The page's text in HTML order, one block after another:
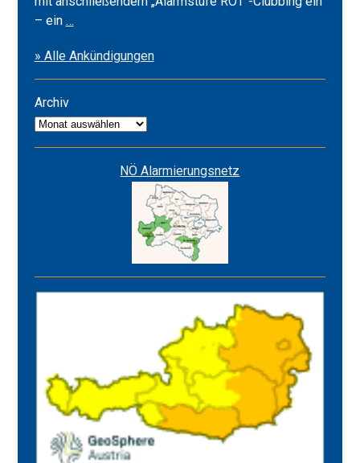
– ein …
&
Alarmstufe
» Alle Ankündigungen
Archiv
Archiv
NÖ Alarmierungsnetz